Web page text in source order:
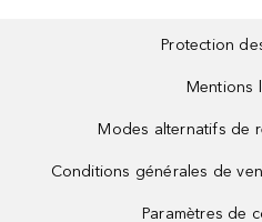
Protection
Mentions
Modes alternatifs de
Conditions générales de
Paramètres de